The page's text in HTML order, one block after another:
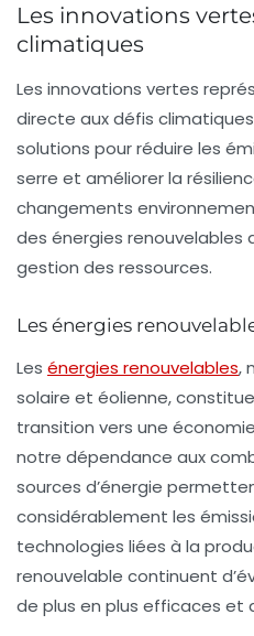
Les innovations
climatiques
Les innovations vertes
directe aux défis
solutions pour réduire les
serre et améliorer la
changements
des énergies renouvelables
gestion des ressources.
Les énergies
Les énergies renouvelables,
solaire et éolienne,
transition vers une
notre dépendance aux
sources d’énergie
considérablement les
technologies liées à la
renouvelable continuent
de plus en plus efficaces et